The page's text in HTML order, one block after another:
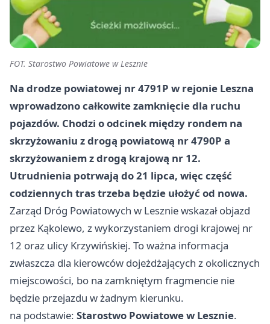
FOT. Starostwo Powiatowe w Lesznie
Na drodze powiatowej nr 4791P w rejonie Leszna
wprowadzono całkowite zamknięcie dla ruchu
pojazdów. Chodzi o odcinek między rondem na
skrzyżowaniu z drogą powiatową nr 4790P a
skrzyżowaniem z drogą krajową nr 12.
Utrudnienia potrwają do 21 lipca, więc część
codziennych tras trzeba będzie ułożyć od nowa.
Zarząd Dróg Powiatowych w Lesznie wskazał objazd
przez Kąkolewo, z wykorzystaniem drogi krajowej nr
12 oraz ulicy Krzywińskiej. To ważna informacja
zwłaszcza dla kierowców dojeżdżających z okolicznych
miejscowości, bo na zamkniętym fragmencie nie
będzie przejazdu w żadnym kierunku.
na podstawie: Starostwo Powiatowe w Lesznie.